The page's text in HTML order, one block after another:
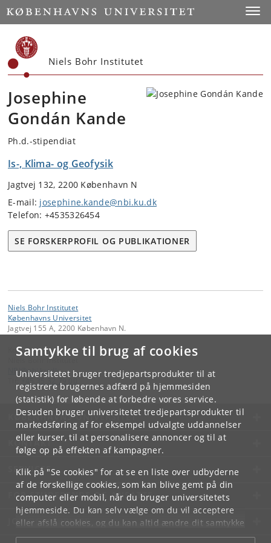
Samtykke til brug af cookies
Universitetet bruger tredjepartsprodukter til at
registrere brugernes adfærd på hjemmesiden
(statistik) for løbende at forbedre vores service.
Desuden bruger universitetet tredjepartsprodukter til
markedsføring af for eksempel udvalgte uddannelser
eller kurser, til at personalisere annoncer og til at
følge op på effekten af kampagner.
Klik på "Se cookies" for at se en liste over udbyderne
af de forskellige cookies, som kan blive gemt på din
computer eller mobil, når du bruger universitetets
hjemmeside. Du kan selv vælge om du vil acceptere
eller afslå cookies, og du kan altid ændre dit samtykke
underCookie- og privatlivspolitiksom du finder i
Start
Niels Bohr Institutet
Josephine
Gondán Kande
Ph.d.-stipendiat
Is-, Klima- og Geofysik
Jagtvej 132, 2200 København N
E-mail: josephine.kande@nbi.ku.dk
Telefon: +4535326454
SE FORSKERPROFIL OG PUBLIKATIONER
Niels Bohr Institutet
Københavns Universitet
Jagtvej 155 A, 2200 København N.
Kontakt:
Niels Bohr Institutet
NBI@ nbi ku.dk
KØBENHAVNS UNIVERSITET
KONTAKT
SERVICES
FOR STUDERENDE OG ANSATTE
JOB OG KARRIERE